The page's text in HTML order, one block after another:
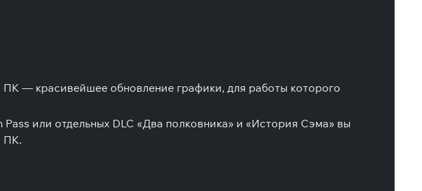
— красивейшее обновление графики, для работы которого
или отдельных DLC «Два полковника» и «История Сэма» вы
ПК.